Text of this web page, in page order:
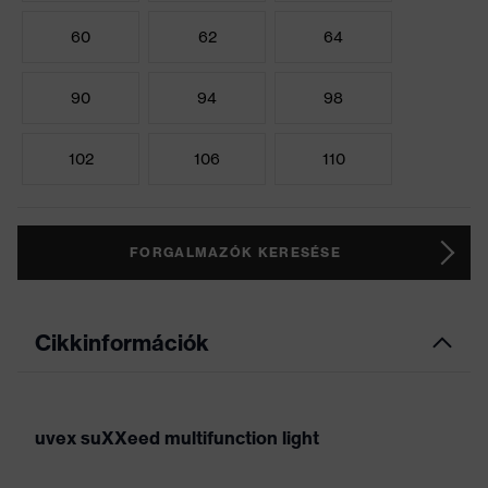
60 62 64
90 94 98
102 106 110
FORGALMAZÓK KERESÉSE
Cikkinformációk
uvex suXXeed multifunction light